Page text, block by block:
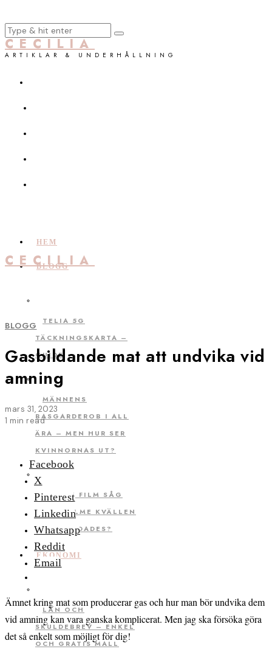
CECILIA
ARTIKLAR & UNDERHÅLLNING
HEM
BLOGG
TELIA 5G
TÄCKNINGSKARTA –
GUIDE
MÄNNENS
BASGARDEROB I ALL
ÄRA – MEN HUR SER
KVINNORNAS UT?
VILKEN FILM SÅG
OLOF PALME KVÄLLEN
HAN MÖRDADES?
EKONOMI
LÅN OCH
SKULDEBREV – ENKEL
OCH GRATIS MALL
CECILIA
BLOGG
Gasbildande mat att undvika vid
amning
mars 31, 2023
1 min read
Facebook
X
Pinterest
Linkedin
Whatsapp
Reddit
Email
Ämnet kring mat som producerar gas och hur man bör undvika dem
vid amning kan vara ganska komplicerat. Men jag ska försöka göra
det så enkelt som möjligt för dig!